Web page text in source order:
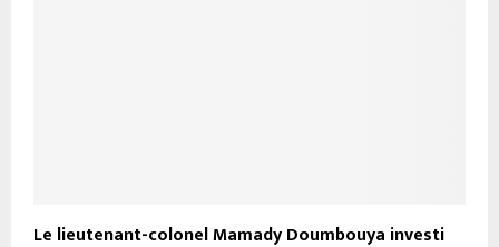
Le lieutenant-colonel Mamady Doumbouya investi